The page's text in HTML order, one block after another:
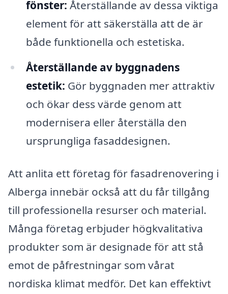
fönster: Återställande av dessa viktiga
element för att säkerställa att de är
både funktionella och estetiska.
Återställande av byggnadens
estetik: Gör byggnaden mer attraktiv
och ökar dess värde genom att
modernisera eller återställa den
ursprungliga fasaddesignen.
Att anlita ett företag för fasadrenovering i
Alberga innebär också att du får tillgång
till professionella resurser och material.
Många företag erbjuder högkvalitativa
produkter som är designade för att stå
emot de påfrestningar som vårat
nordiska klimat medför. Det kan effektivt